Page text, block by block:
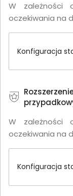
W zależności
oczekiwania na
Konfiguracja
W zależności
oczekiwania na
Konfiguracja